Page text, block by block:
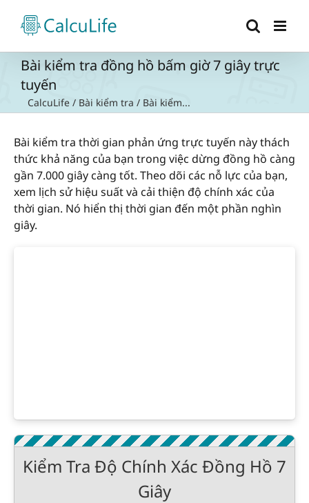
content
Bài kiểm tra đồng hồ bấm giờ 7 giây trực
tuyến
CalcuLife / Bài kiểm tra / Bài kiểm...
Bài kiểm tra thời gian phản ứng trực tuyến này thách
thức khả năng của bạn trong việc dừng đồng hồ càng
gần 7.000 giây càng tốt. Theo dõi các nỗ lực của bạn,
xem lịch sử hiệu suất và cải thiện độ chính xác của
thời gian. Nó hiển thị thời gian đến một phần nghìn
giây.
Kiểm Tra Độ Chính Xác Đồng Hồ 7
Giây